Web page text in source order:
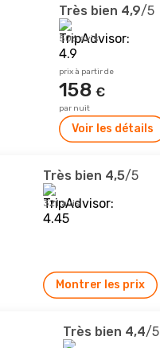
Très bien 4,9/5
506 avis
prix à partir de
158 €
par nuit
Voir les détails
Très bien 4,5/5
321 avis
Montrer les prix
Très bien 4,4/5